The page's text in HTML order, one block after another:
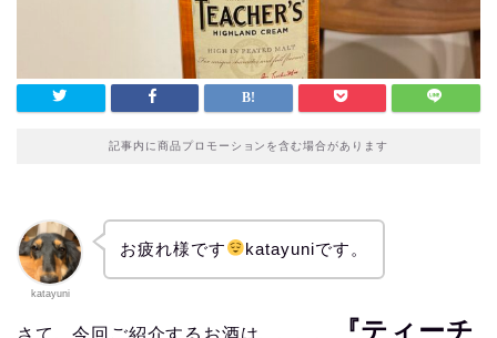
記事内に商品プロモーションを含む場合があります
katayuni
お疲れ様です katayuniです。
さて、今回ご紹介するお酒は、、、、
『ティーチ